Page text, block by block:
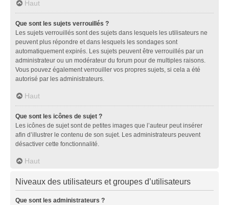
Haut
Que sont les sujets verrouillés ?
Les sujets verrouillés sont des sujets dans lesquels les utilisateurs ne
peuvent plus répondre et dans lesquels les sondages sont
automatiquement expirés. Les sujets peuvent être verrouillés par un
administrateur ou un modérateur du forum pour de multiples raisons.
Vous pouvez également verrouiller vos propres sujets, si cela a été
autorisé par les administrateurs.
Haut
Que sont les icônes de sujet ?
Les icônes de sujet sont de petites images que l’auteur peut insérer
afin d’illustrer le contenu de son sujet. Les administrateurs peuvent
désactiver cette fonctionnalité.
Haut
Niveaux des utilisateurs et groupes d’utilisateurs
Que sont les administrateurs ?